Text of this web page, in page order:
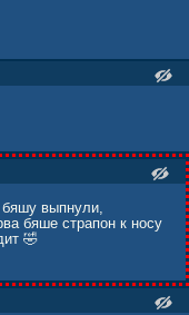
бяшу выпнули,
бяше страпон к носу
🤣